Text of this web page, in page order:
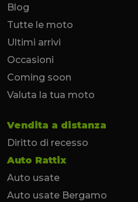
Blog
Tutte le moto
Ultimi arrivi
Occasioni
Coming soon
Valuta la tua moto
Vendita a distanza
Diritto di recesso
Auto Rattix
Auto usate
Auto usate Bergamo